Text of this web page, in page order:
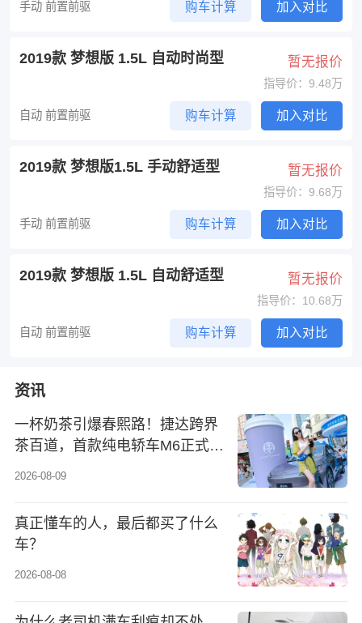
手动 前置前驱 购车计算 加入对比
2019款 梦想版 1.5L 自动时尚型 暂无报价
指导价：9.48万
自动 前置前驱 购车计算 加入对比
2019款 梦想版1.5L 手动舒适型 暂无报价
指导价：9.68万
手动 前置前驱 购车计算 加入对比
2019款 梦想版 1.5L 自动舒适型 暂无报价
指导价：10.68万
自动 前置前驱 购车计算 加入对比
资讯
一杯奶茶引爆春熙路！捷达跨界
茶百道，首款纯电轿车M6正式亮
2026-08-09
真正懂车的人，最后都买了什么
车？
2026-08-08